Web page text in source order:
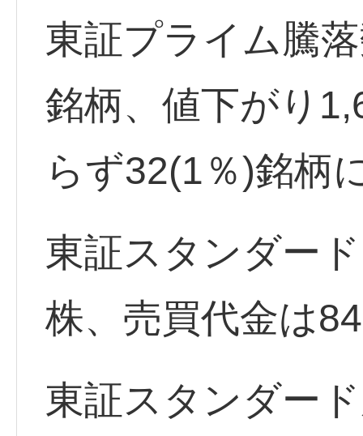
東証プライム騰
銘柄、値下がり
らず32(1％)銘柄
東証スタンダー
株、売買代金は
東証スタンダー